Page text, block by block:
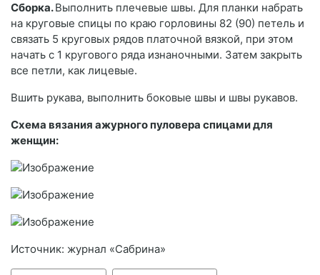
Сборка.Выполнить плечевые швы. Для планки набрать
на круговые спицы по краю горловины 82 (90) петель и
связать 5 круговых рядов платочной вязкой, при этом
начать с 1 кругового ряда изнаночными. Затем закрыть
все петли, как лицевые.
Вшить рукава, выполнить боковые швы и швы рукавов.
Схема вязания ажурного пуловера спицами для
женщин:
Источник: журнал «Сабрина»